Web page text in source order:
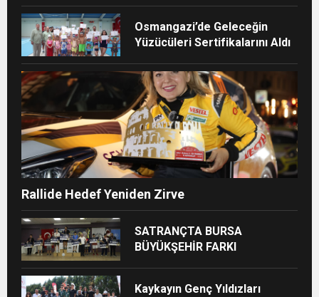
Osmangazi’de Geleceğin
Yüzücüleri Sertifikalarını Aldı
Rallide Hedef Yeniden Zirve
SATRANÇTA BURSA
BÜYÜKŞEHİR FARKI
Kaykayın Genç Yıldızları